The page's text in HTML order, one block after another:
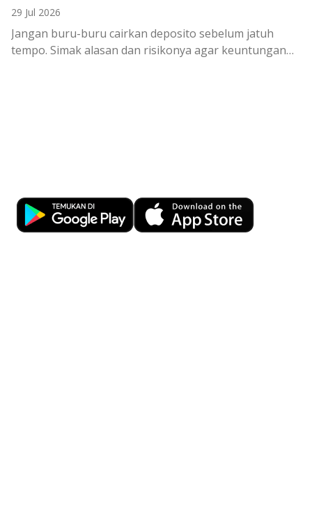
29 Jul 2026
Jangan buru-buru cairkan deposito sebelum jatuh
tempo. Simak alasan dan risikonya agar keuntungan